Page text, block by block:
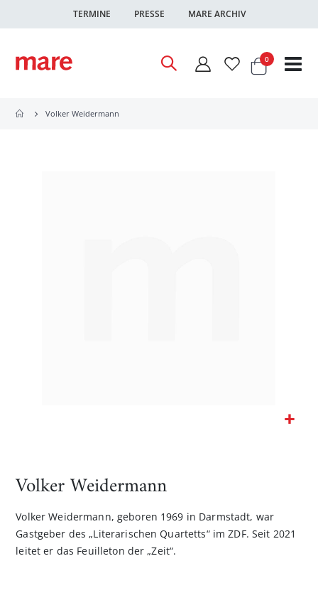
TERMINE PRESSE MARE ARCHIV
Warenkorb
0Artikel
Volker Weidermann
Bildgalerie
Volker Weidermann
Volker Weidermann, geboren 1969 in Darmstadt, war
Gastgeber des „Literarischen Quartetts“ im ZDF. Seit 2021
leitet er das Feuilleton der „Zeit“.